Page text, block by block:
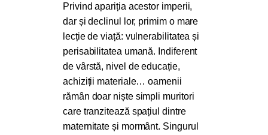
Privind apariția acestor imperii,
dar și declinul lor, primim o mare
lecție de viață: vulnerabilitatea și
perisabilitatea umană. Indiferent
de vârstă, nivel de educație,
achiziții materiale… oamenii
rămân doar niște simpli muritori
care tranzitează spațiul dintre
maternitate și mormânt. Singurul